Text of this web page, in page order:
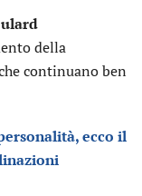
della
continuano ben
ecco il